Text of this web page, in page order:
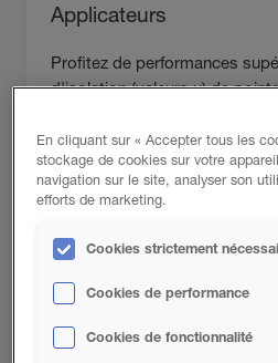
Applicateurs
Profitez de performances
d'isolation (valeurs u) de
grâce à l'isolation par mousse
plus efficacement que jamais
économies d'énergie pour
Explore plus
En cliquant sur « Accepter tous les
stockage de cookies sur votre
navigation sur le site, analyser son
efforts de marketing.
Cookies strictement
Cookies de performance
Cookies de fonctionnalité